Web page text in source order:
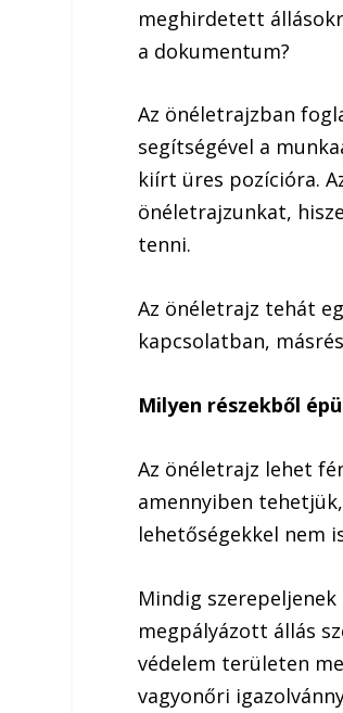
meghirdetett
a dokumentum?
Az önéletrajzban
segítségével a
kiírt üres pozícióra.
önéletrajzunkat,
tenni.
Az önéletrajz tehát
kapcsolatban,
Milyen részekből
Az önéletrajz lehet
amennyiben
lehetőségekkel nem
Mindig
megpályázott állás
védelem területen
vagyonőri